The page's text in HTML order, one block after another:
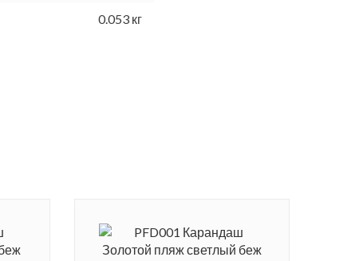
0.053 кг